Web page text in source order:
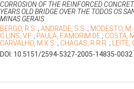
CORROSION OF THE REINFORCED
YEARS OLD BRIDGE OVER THE TODOS OS
MINAS GERAIS
BERGO, R.S. ; ANDRADE, S.S. ; MODESTO, M.
C.LINS, V.F. ; PAULA, F.AMORIM DE ; COSTA,
CARVALHO, M.X.S. ; CHAGAS, R.R.R. ; LEITE,
DOI: 10.5151/2594-5327-2005-14835-0032